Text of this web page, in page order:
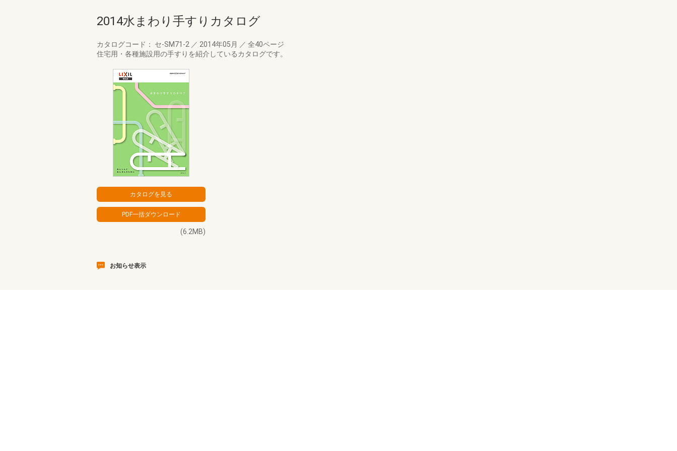
2014水まわり手すりカタログ
カタログコード： セ-SM71-2 ／ 2014年05月 ／ 全40ページ
住宅用・各種施設用の手すりを紹介しているカタログです。
(6.2MB)
お知らせ表示